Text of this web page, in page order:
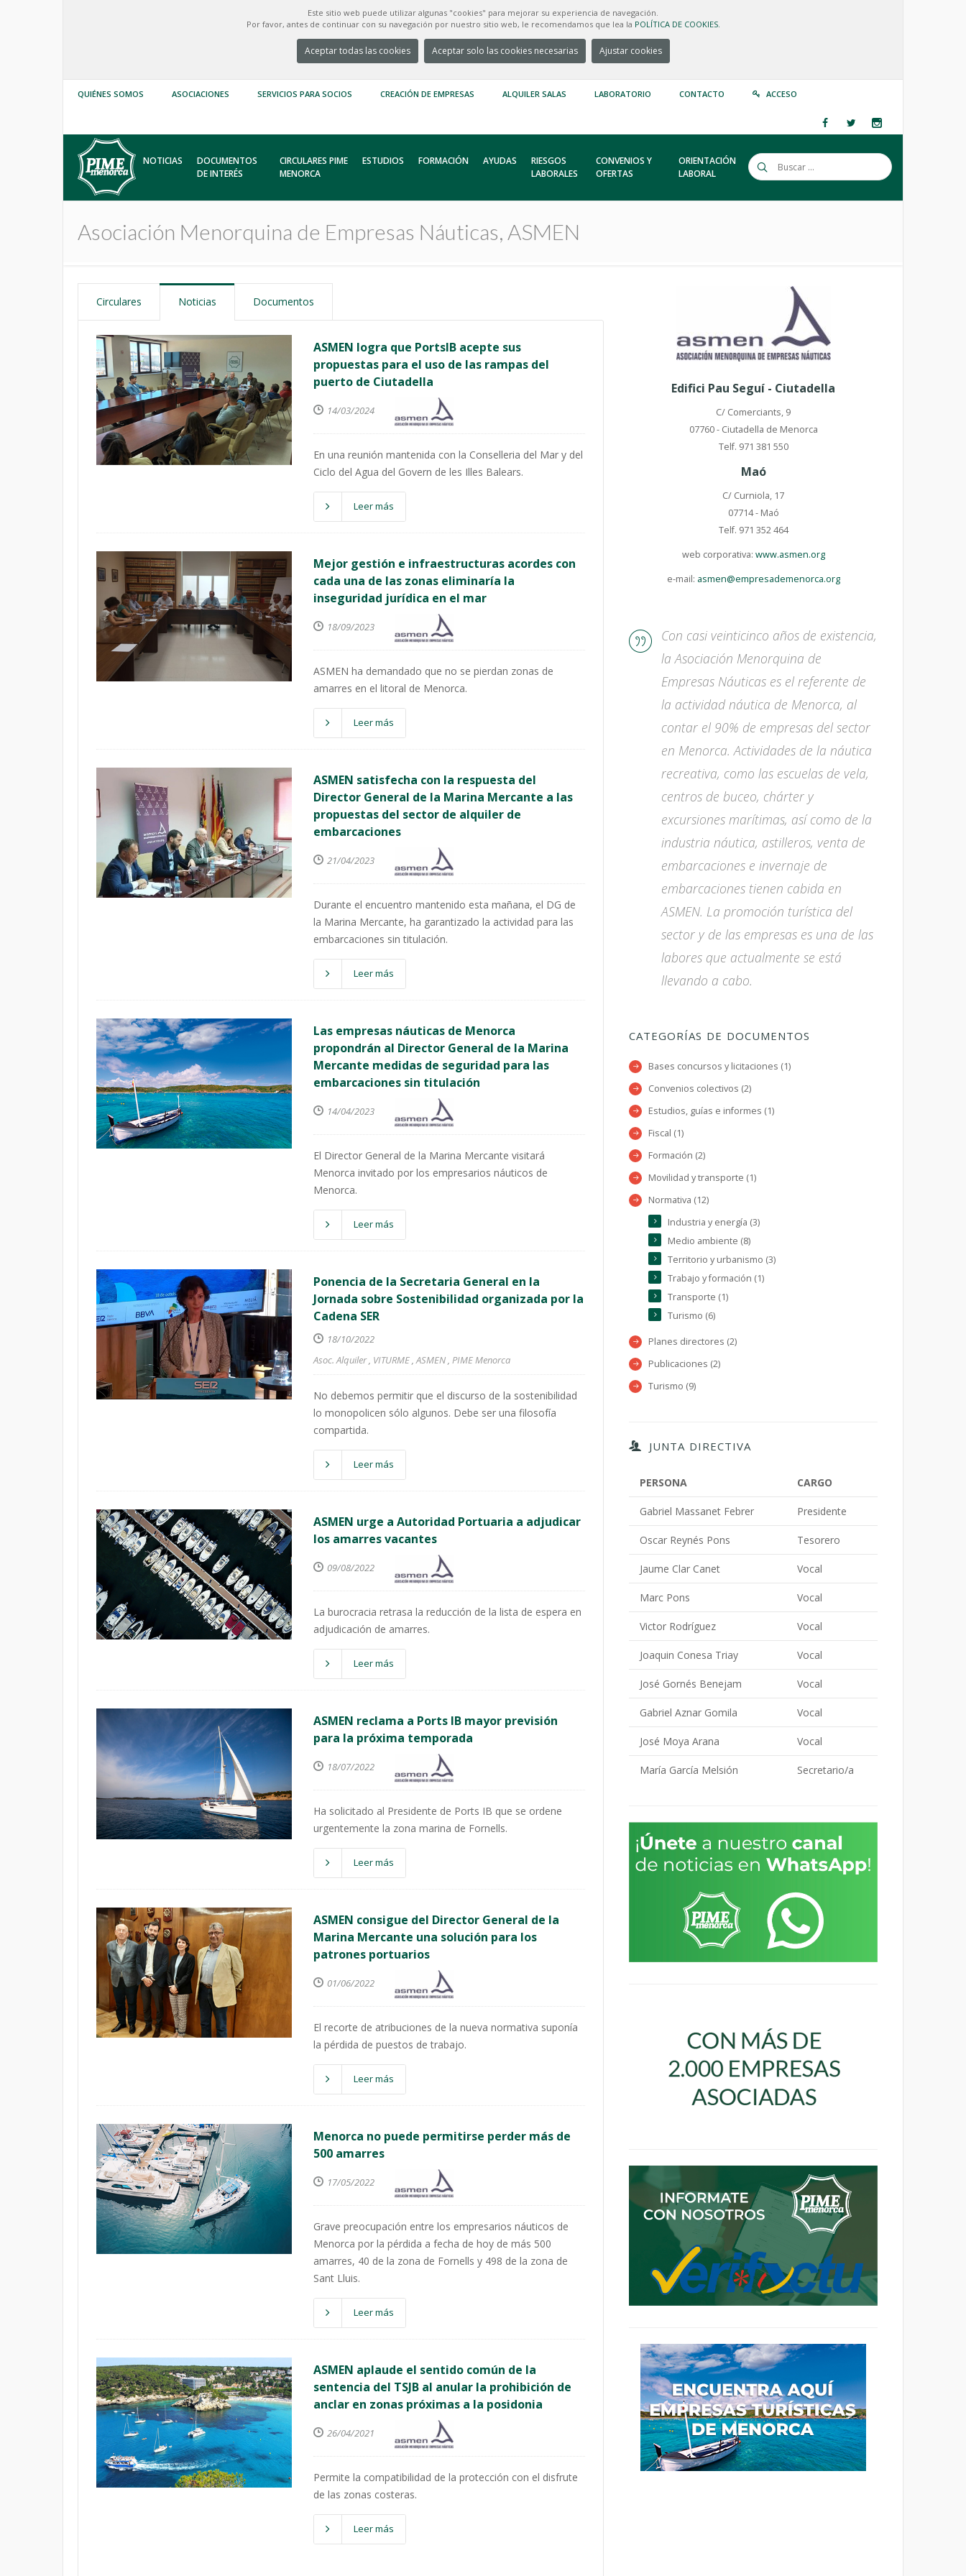
Este sitio web puede utilizar algunas "cookies" para mejorar su experiencia de navegación.
Por favor, antes de continuar con su navegación por nuestro sitio web, le recomendamos que lea la POLÍTICA DE COOKIES.
Aceptar todas las cookies Aceptar solo las cookies necesarias Ajustar cookies
QUIÉNES SOMOS ASOCIACIONES SERVICIOS PARA SOCIOS CREACIÓN DE EMPRESAS ALQUILER SALAS LABORATORIO CONTACTO ACCESO
NOTICIAS
DOCUMENTOS
DE INTERÉS
CIRCULARES PIME
MENORCA
ESTUDIOS FORMACIÓN AYUDAS
RIESGOS
LABORALES
CONVENIOS Y
OFERTAS
ORIENTACIÓN
LABORAL
Asociación Menorquina de Empresas Náuticas, ASMEN
Circulares Noticias Documentos
ASMEN logra que PortsIB acepte sus
propuestas para el uso de las rampas del
puerto de Ciutadella
14/03/2024
En una reunión mantenida con la Conselleria del Mar y del
Ciclo del Agua del Govern de les Illes Balears.
Leer más
Mejor gestión e infraestructuras acordes con
cada una de las zonas eliminaría la
inseguridad jurídica en el mar
18/09/2023
ASMEN ha demandado que no se pierdan zonas de
amarres en el litoral de Menorca.
Leer más
ASMEN satisfecha con la respuesta del
Director General de la Marina Mercante a las
propuestas del sector de alquiler de
embarcaciones
21/04/2023
Durante el encuentro mantenido esta mañana, el DG de
la Marina Mercante, ha garantizado la actividad para las
embarcaciones sin titulación.
Leer más
Las empresas náuticas de Menorca
propondrán al Director General de la Marina
Mercante medidas de seguridad para las
embarcaciones sin titulación
14/04/2023
El Director General de la Marina Mercante visitará
Menorca invitado por los empresarios náuticos de
Menorca.
Leer más
Ponencia de la Secretaria General en la
Jornada sobre Sostenibilidad organizada por la
Cadena SER
18/10/2022
Asoc. Alquiler, VITURME,ASMEN, PIME Menorca
No debemos permitir que el discurso de la sostenibilidad
lo monopolicen sólo algunos. Debe ser una filosofía
compartida.
Leer más
ASMEN urge a Autoridad Portuaria a adjudicar
los amarres vacantes
09/08/2022
La burocracia retrasa la reducción de la lista de espera en
adjudicación de amarres.
Leer más
ASMEN reclama a Ports IB mayor previsión
para la próxima temporada
18/07/2022
Ha solicitado al Presidente de Ports IB que se ordene
urgentemente la zona marina de Fornells.
Leer más
ASMEN consigue del Director General de la
Marina Mercante una solución para los
patrones portuarios
01/06/2022
El recorte de atribuciones de la nueva normativa suponía
la pérdida de puestos de trabajo.
Leer más
Menorca no puede permitirse perder más de
500 amarres
17/05/2022
Grave preocupación entre los empresarios náuticos de
Menorca por la pérdida a fecha de hoy de más 500
amarres, 40 de la zona de Fornells y 498 de la zona de
Sant Lluis.
Leer más
ASMEN aplaude el sentido común de la
sentencia del TSJB al anular la prohibición de
anclar en zonas próximas a la posidonia
26/04/2021
Permite la compatibilidad de la protección con el disfrute
de las zonas costeras.
Leer más
Edifici Pau Seguí - Ciutadella
C/ Comerciants, 9
07760 - Ciutadella de Menorca
Telf. 971 381 550
Maó
C/ Curniola, 17
07714 - Maó
Telf. 971 352 464
web corporativa: www.asmen.org
e-mail: asmen@empresademenorca.org
Con casi veinticinco años de existencia,
la Asociación Menorquina de
Empresas Náuticas es el referente de
la actividad náutica de Menorca, al
contar el 90% de empresas del sector
en Menorca. Actividades de la náutica
recreativa, como las escuelas de vela,
centros de buceo, chárter y
excursiones marítimas, así como de la
industria náutica, astilleros, venta de
embarcaciones e invernaje de
embarcaciones tienen cabida en
ASMEN. La promoción turística del
sector y de las empresas es una de las
labores que actualmente se está
llevando a cabo.
CATEGORÍAS DE DOCUMENTOS
Bases concursos y licitaciones (1)
Convenios colectivos (2)
Estudios, guías e informes (1)
Fiscal (1)
Formación (2)
Movilidad y transporte (1)
Normativa (12)
Industria y energía (3)
Medio ambiente (8)
Territorio y urbanismo (3)
Trabajo y formación (1)
Transporte (1)
Turismo (6)
Planes directores (2)
Publicaciones (2)
Turismo (9)
JUNTA DIRECTIVA
PERSONA CARGO
Gabriel Massanet Febrer Presidente
Oscar Reynés Pons Tesorero
Jaume Clar Canet Vocal
Marc Pons Vocal
Victor Rodríguez Vocal
Joaquin Conesa Triay Vocal
José Gornés Benejam Vocal
Gabriel Aznar Gomila Vocal
José Moya Arana Vocal
María García Melsión Secretario/a